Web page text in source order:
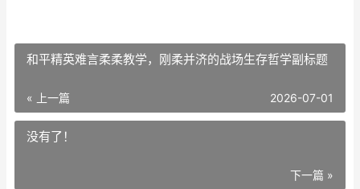
和平精英难言柔柔教学，刚柔并济的战场生存哲学副标题
« 上一篇 2026-07-01
没有了！
下一篇 »